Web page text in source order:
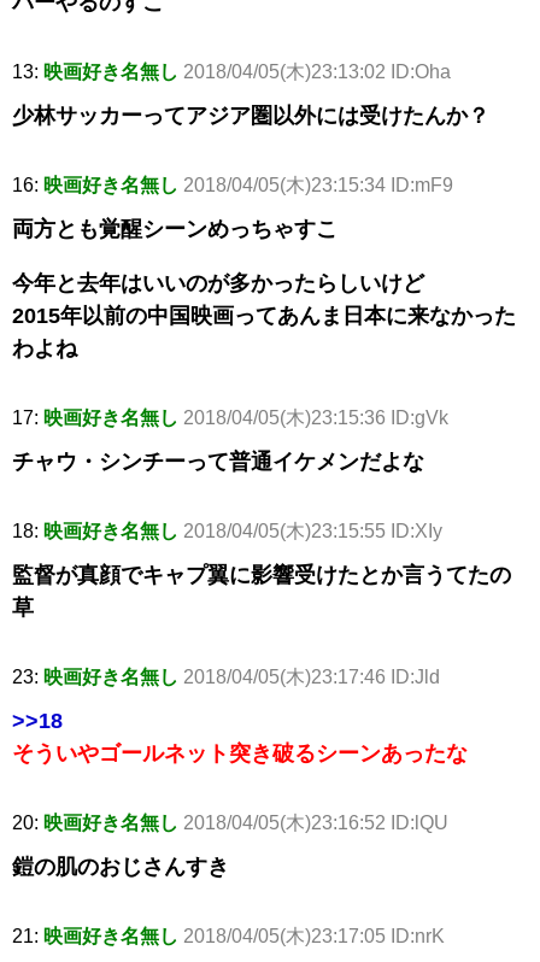
13: 映画好き名無し 2018/04/05(木)23:13:02 ID:Oha
少林サッカーってアジア圏以外には受けたんか？
16: 映画好き名無し 2018/04/05(木)23:15:34 ID:mF9
両方とも覚醒シーンめっちゃすこ
今年と去年はいいのが多かったらしいけど
2015年以前の中国映画ってあんま日本に来なかった
わよね
17: 映画好き名無し 2018/04/05(木)23:15:36 ID:gVk
チャウ・シンチーって普通イケメンだよな
18: 映画好き名無し 2018/04/05(木)23:15:55 ID:XIy
監督が真顔でキャプ翼に影響受けたとか言うてたの
草
23: 映画好き名無し 2018/04/05(木)23:17:46 ID:Jld
>>18
そういやゴールネット突き破るシーンあったな
20: 映画好き名無し 2018/04/05(木)23:16:52 ID:lQU
鎧の肌のおじさんすき
21: 映画好き名無し 2018/04/05(木)23:17:05 ID:nrK